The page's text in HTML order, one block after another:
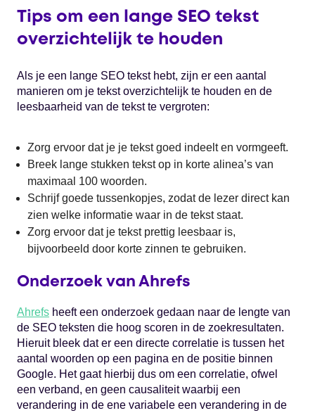
Tips om een lange SEO tekst
overzichtelijk te houden
Als je een lange SEO tekst hebt, zijn er een aantal
manieren om je tekst overzichtelijk te houden en de
leesbaarheid van de tekst te vergroten:
Zorg ervoor dat je je tekst goed indeelt en vormgeeft.
Breek lange stukken tekst op in korte alinea’s van
maximaal 100 woorden.
Schrijf goede tussenkopjes, zodat de lezer direct kan
zien welke informatie waar in de tekst staat.
Zorg ervoor dat je tekst prettig leesbaar is,
bijvoorbeeld door korte zinnen te gebruiken.
Onderzoek van Ahrefs
Ahrefs heeft een onderzoek gedaan naar de lengte van
de SEO teksten die hoog scoren in de zoekresultaten.
Hieruit bleek dat er een directe correlatie is tussen het
aantal woorden op een pagina en de positie binnen
Google. Het gaat hierbij dus om een correlatie, ofwel
een verband, en geen causaliteit waarbij een
verandering in de ene variabele een verandering in de